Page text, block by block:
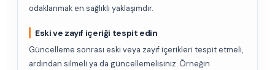
odaklanmak en sağlıklı yaklaşımdır.
Eski ve zayıf içeriği tespit edin
Güncelleme sonrası eski veya zayıf içerikleri tespit etmeli,
ardından silmeli ya da güncellemelisiniz. Örneğin